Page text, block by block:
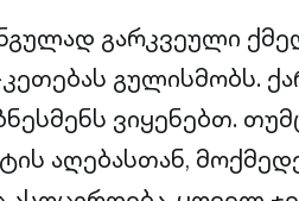
გარკვეული
კეთებას გულისმობს.
ვიყენებთ.
აღებასთან,